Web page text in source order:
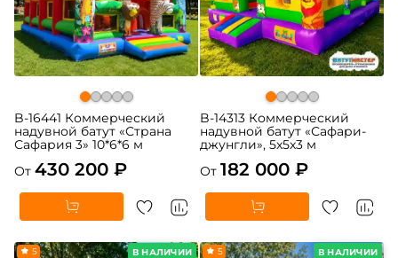
B-16441 Коммерческий
надувной батут «Страна
Сафария 3» 10*6*6 м
От 430 200 ₽
B-14313 Коммерческий
надувной батут «Сафари-
джунгли», 5x5x3 м
От 182 000 ₽
В НАЛИЧИИ
5 В НАЛИЧИИ
5